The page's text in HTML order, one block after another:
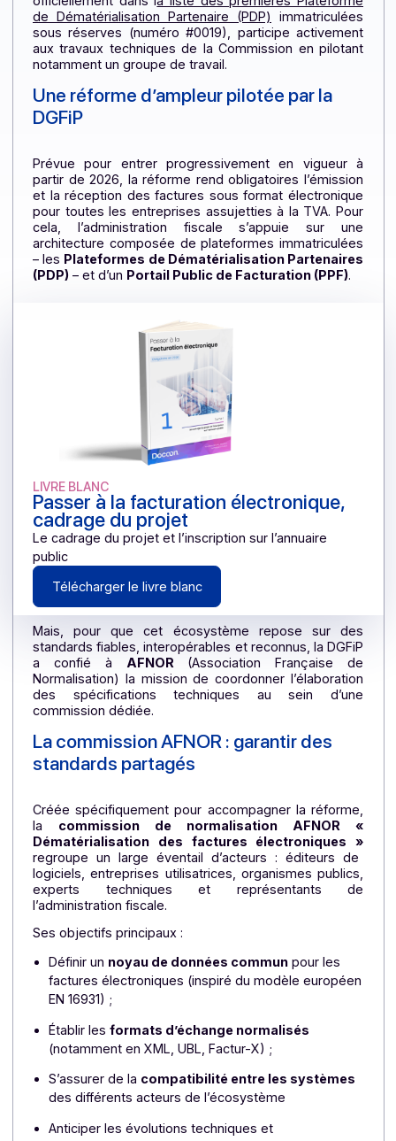
avec les standards européens.
Docoon, éditeur majeur de solutions de
numérique et de dématérialisation en
de Dématérialisation Partenaire (PDP)
sous réserves (numéro #0019), participe
Une réforme d’ampleur pilotée par la
DGFiP
Prévue pour entrer progressivement en vigueur
partir de 2026, la réforme rend obligatoires
cela, l’administration fiscale s’appuie sur
architecture composée de plateformes
Plateformes de Dématérialisation
– et d’unPortail Public de Facturation (PPF)
LIVRE BLANC
Passer à la facturation électronique,
cadrage du projet
Le cadrage du projet et l’inscription sur l’annuaire
public
Télécharger le livre blanc
a confié àAFNOR(Association Française
Normalisation) la mission de coordonner
des spécifications techniques au sein
commission dédiée.
La commission AFNOR : garantir des
standards partagés
Créée spécifiquement pour accompagner la
la commission de normalisation AFNOR
regroupe un large éventail d’acteurs : éditeurs
logiciels, entreprises utilisatrices, organismes
experts techniques et représentants
l’administration fiscale.